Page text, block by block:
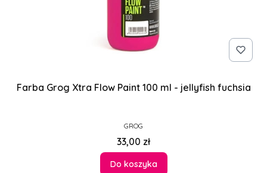
Farba Grog Xtra Flow Paint 100 ml - jellyfish fuchsia
PRODUCENT
GROG
Cena
33,00 zł
Do koszyka